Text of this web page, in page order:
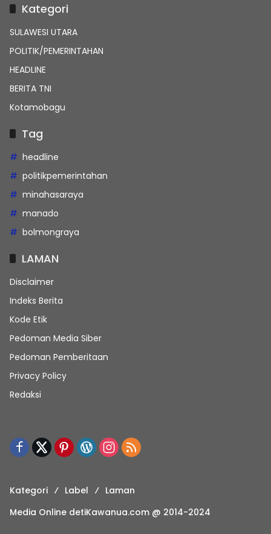
Kategori
SULAWESI UTARA
POLITIK/PEMERINTAHAN
HEADLINE
BERITA TNI
Kotamobagu
Tag
headline
politikpemerintahan
minahasaraya
manado
bolmongraya
LAMAN
Disclaimer
Indeks Berita
Kode Etik
Pedoman Media Siber
Pedoman Pemberitaan
Privacy Policy
Redaksi
Kategori Label
Laman
Media Online detiKawanua.com @ 2014-2024